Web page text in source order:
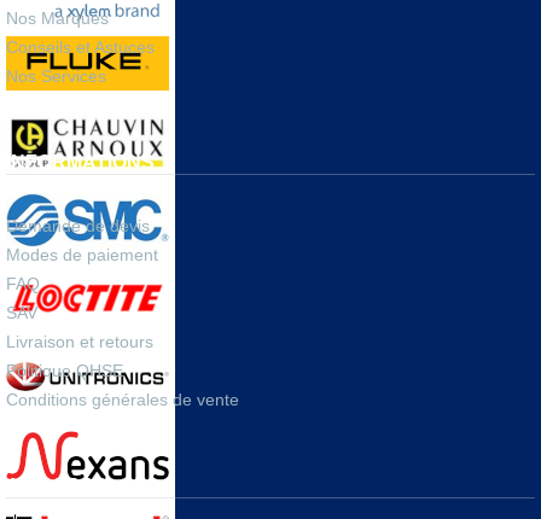
Nos Marques
Conseils et Astuces
Nos Services
INFORMATIONS
Demande de devis
Modes de paiement
FAQ
SAV
Livraison et retours
Politique QHSE
Conditions générales de vente
A PROPOS